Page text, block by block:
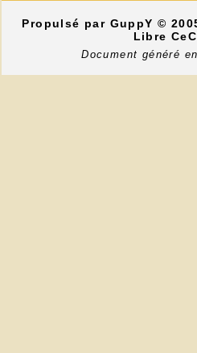
Propulsé par GuppY©
Libre
Document généré